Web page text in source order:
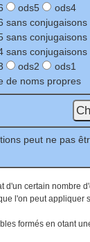
ods5
ods4
sans conjugaisons
sans conjugaisons
sans conjugaisons
ods2
ods1
de noms propres
peut ne pas
d'un certain nombre
l'on peut appliquer
formés en otant